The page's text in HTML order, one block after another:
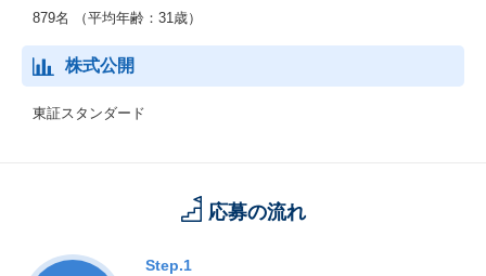
879名 （平均年齢：31歳）
株式公開
東証スタンダード
応募の流れ
Step.1